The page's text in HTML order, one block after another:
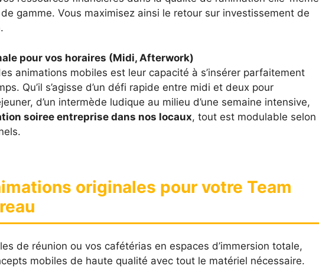
gamme. Vous maximisez ainsi le retour sur investissement de
pour vos horaires (Midi, Afterwork)
animations mobiles est leur capacité à s’insérer parfaitement
Qu’il s’agisse d’un défi rapide entre midi et deux pour
d’un intermède ludique au milieu d’une semaine intensive,
soiree entreprise dans nos locaux, tout est modulable selon
originales pour votre Team
de réunion ou vos cafétérias en espaces d’immersion totale,
mobiles de haute qualité avec tout le matériel nécessaire.